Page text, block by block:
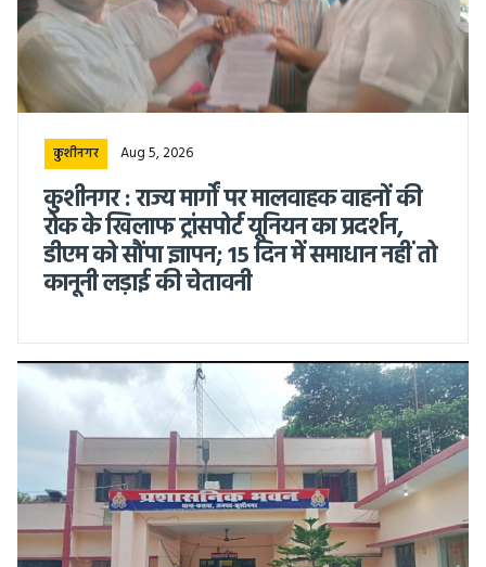
कुशीनगर Aug 5, 2026
कुशीनगर : राज्य मार्गों पर मालवाहक वाहनों की
रोक के खिलाफ ट्रांसपोर्ट यूनियन का प्रदर्शन,
डीएम को सौंपा ज्ञापन; 15 दिन में समाधान नहीं तो
कानूनी लड़ाई की चेतावनी